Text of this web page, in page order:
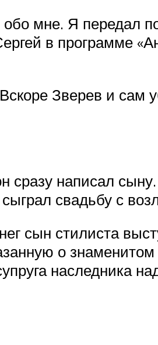
обо мне. Я передал
в программе
Зверев и сам
сразу написал
свадьбу с
сын стилиста
о знаменитом
наследника